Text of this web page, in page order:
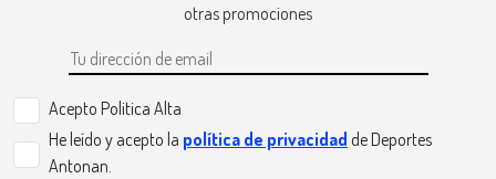
otras promociones
Acepto Politica Alta
He leído y acepto la política de privacidad de Deportes
Antonan.